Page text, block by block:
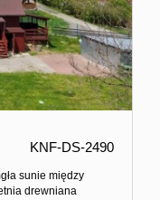
KNF-DS-2490
sunie między
drewniana